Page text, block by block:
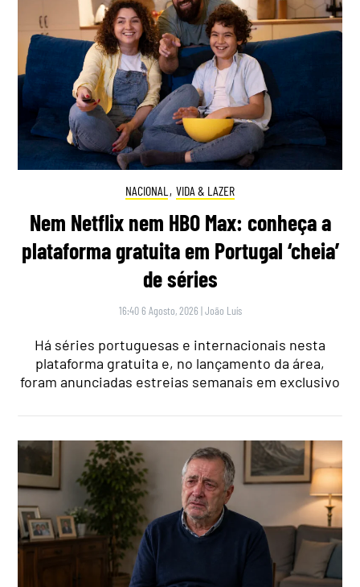
NACIONAL , VIDA & LAZER
Nem Netflix nem HBO Max: conheça a
plataforma gratuita em Portugal ‘cheia’
de séries
16:40 6 Agosto, 2026 |João Luís
Há séries portuguesas e internacionais nesta
plataforma gratuita e, no lançamento da área,
foram anunciadas estreias semanais em exclusivo